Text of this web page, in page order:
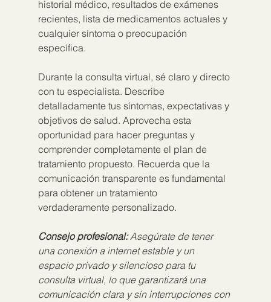
historial médico, resultados de exámenes
recientes, lista de medicamentos actuales y
cualquier síntoma o preocupación
específica.
Durante la consulta virtual, sé claro y directo
con tu especialista. Describe
detalladamente tus síntomas, expectativas y
objetivos de salud. Aprovecha esta
oportunidad para hacer preguntas y
comprender completamente el plan de
tratamiento propuesto. Recuerda que la
comunicación transparente es fundamental
para obtener un tratamiento
verdaderamente personalizado.
Consejo profesional: Asegúrate de tener
una conexión a internet estable y un
espacio privado y silencioso para tu
consulta virtual, lo que garantizará una
comunicación clara y sin interrupciones con